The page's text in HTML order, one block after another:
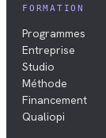
FORMATION
Programmes
Entreprise
Studio
Méthode
Financement
Qualiopi